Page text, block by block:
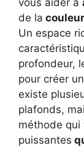
vous aider à
de la couleur
Un espace
profondeur,
pour créer
existe
plafonds,
méthode qui
puissantes